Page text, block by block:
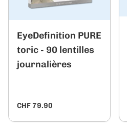
EyeDefinition PURE
toric - 90 lentilles
journalières
CHF 79.90